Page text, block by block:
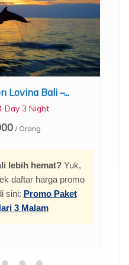
Lovina Bali –...
Day 3 Night
/ Orang
lebih hemat?Yuk,
daftar harga promo
sini: Promo Paket
3 Malam